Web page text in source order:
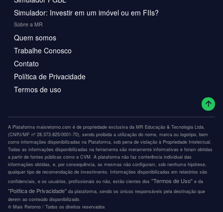
Simulador: Investir em um imóvel ou em FIIs?
Sobre a MR
Quem somos
Trabalhe Conosco
Contato
Política de Privacidade
Termos de uso
A Plataforma maisretorno.com é de propriedade exclusiva da MR Educação & Tecnologia Ltda.
(CNPJ/MF nº 28.373.825/0001-70), sendo proibida a utilização do nome, marca ou logotipo, bem
como informações disponibilizadas na Plataforma, sob pena de violação à Propriedade Intelectual.
Todas as informações disponibilizadas na ferramenta são meramente informativas e foram obtidas
a partir de fontes públicas como a CVM. A plataforma não faz conferência individual das
informações obtidas, e, por consequência, as mesmas não configuram, sob nenhuma hipótese,
qualquer tipo de recomendação de investimento. Informações disponibilizadas em relatórios são
confidenciais, e os usuários, profissionais ou não, estão cientes dos "Termos de Uso" e da
"Política de Privacidade" da plataforma, sendo os únicos responsáveis pela destinação que
derem ao conteúdo disponibilizado.
®️ Mais Retorno / Todos os direitos reservados